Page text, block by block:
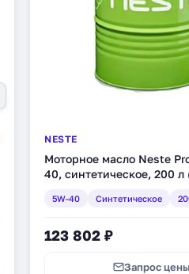
NESTE
Моторное масло Neste
40, синтетическое, 200 л
5W-40 Синтетическое
123 802 ₽
Запрос цены